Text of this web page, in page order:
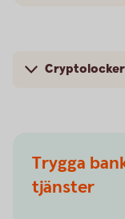
Trygga
tjänster